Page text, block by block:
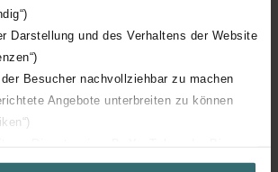
Darstellung und des Verhaltens der Website
Besucher nachvollziehbar zu machen
Angebote unterbreiten zu können
ISO Coarse 65% (G4)
zuverlässig Staub und andere Partikel aus
des Iso-Filterbox-DN160-